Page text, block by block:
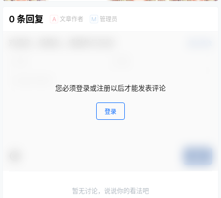
0 条回复 A 文章作者 M 管理员
您必须登录或注册以后才能发表评论
登录
暂无讨论，说说你的看法吧